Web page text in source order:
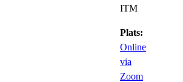
ITM
Plats:
Online
via
Zoom